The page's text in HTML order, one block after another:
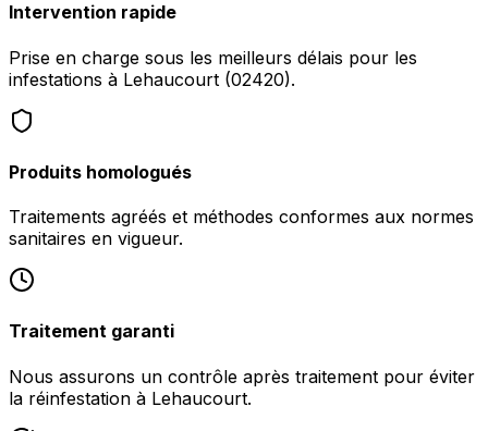
Intervention rapide
Prise en charge sous les meilleurs délais pour les
infestations à Lehaucourt (02420).
Produits homologués
Traitements agréés et méthodes conformes aux normes
sanitaires en vigueur.
Traitement garanti
Nous assurons un contrôle après traitement pour éviter
la réinfestation à Lehaucourt.